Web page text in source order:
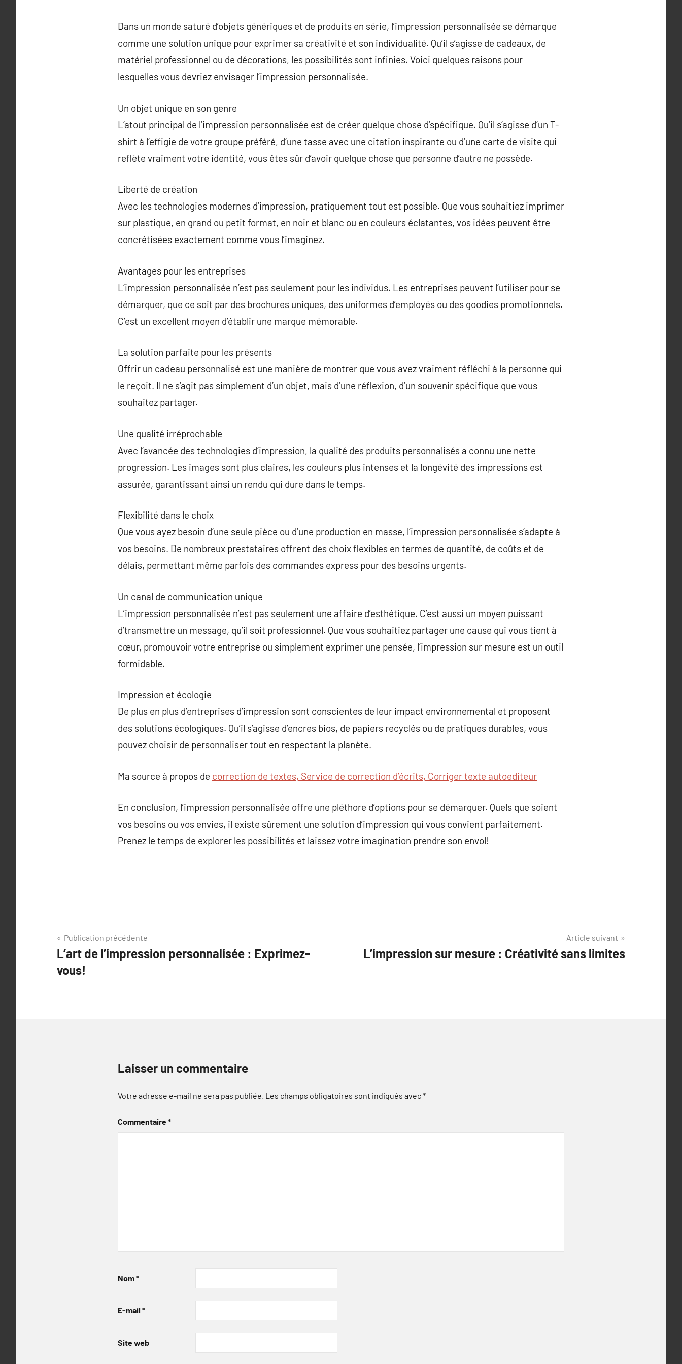
Dans un monde saturé d’objets génériques et de produits en série, l’impression personnalisée se démarque
comme une solution unique pour exprimer sa créativité et son individualité. Qu’il s’agisse de cadeaux, de
matériel professionnel ou de décorations, les possibilités sont infinies. Voici quelques raisons pour
lesquelles vous devriez envisager l’impression personnalisée.
Un objet unique en son genre
L’atout principal de l’impression personnalisée est de créer quelque chose d’spécifique. Qu’il s’agisse d’un T-
shirt à l’effigie de votre groupe préféré, d’une tasse avec une citation inspirante ou d’une carte de visite qui
reflète vraiment votre identité, vous êtes sûr d’avoir quelque chose que personne d’autre ne possède.
Liberté de création
Avec les technologies modernes d’impression, pratiquement tout est possible. Que vous souhaitiez imprimer
sur plastique, en grand ou petit format, en noir et blanc ou en couleurs éclatantes, vos idées peuvent être
concrétisées exactement comme vous l’imaginez.
Avantages pour les entreprises
L’impression personnalisée n’est pas seulement pour les individus. Les entreprises peuvent l’utiliser pour se
démarquer, que ce soit par des brochures uniques, des uniformes d’employés ou des goodies promotionnels.
C’est un excellent moyen d’établir une marque mémorable.
La solution parfaite pour les présents
Offrir un cadeau personnalisé est une manière de montrer que vous avez vraiment réfléchi à la personne qui
le reçoit. Il ne s’agit pas simplement d’un objet, mais d’une réflexion, d’un souvenir spécifique que vous
souhaitez partager.
Une qualité irréprochable
Avec l’avancée des technologies d’impression, la qualité des produits personnalisés a connu une nette
progression. Les images sont plus claires, les couleurs plus intenses et la longévité des impressions est
assurée, garantissant ainsi un rendu qui dure dans le temps.
Flexibilité dans le choix
Que vous ayez besoin d’une seule pièce ou d’une production en masse, l’impression personnalisée s’adapte à
vos besoins. De nombreux prestataires offrent des choix flexibles en termes de quantité, de coûts et de
délais, permettant même parfois des commandes express pour des besoins urgents.
Un canal de communication unique
L’impression personnalisée n’est pas seulement une affaire d’esthétique. C’est aussi un moyen puissant
d’transmettre un message, qu’il soit professionnel. Que vous souhaitiez partager une cause qui vous tient à
cœur, promouvoir votre entreprise ou simplement exprimer une pensée, l’impression sur mesure est un outil
formidable.
Impression et écologie
De plus en plus d’entreprises d’impression sont conscientes de leur impact environnemental et proposent
des solutions écologiques. Qu’il s’agisse d’encres bios, de papiers recyclés ou de pratiques durables, vous
pouvez choisir de personnaliser tout en respectant la planète.
Ma source à propos de correction de textes, Service de correction d’écrits, Corriger texte autoediteur
En conclusion, l’impression personnalisée offre une pléthore d’options pour se démarquer. Quels que soient
vos besoins ou vos envies, il existe sûrement une solution d’impression qui vous convient parfaitement.
Prenez le temps de explorer les possibilités et laissez votre imagination prendre son envol!
Navigation
de
l’article
Publication précédente
L’art de l’impression personnalisée : Exprimez-
vous!
Article suivant
L’impression sur mesure : Créativité sans limites
Laisser un commentaire
Votre adresse e-mail ne sera pas publiée. Les champs obligatoires sont indiqués avec*
Commentaire*
Nom*
E-mail *
Site web